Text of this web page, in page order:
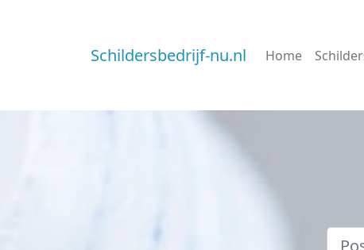
Schildersbedrijf-nu.nl Home